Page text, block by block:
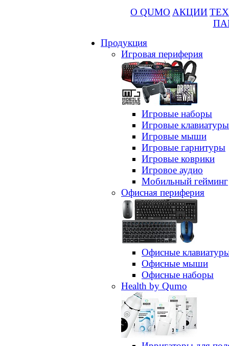
О QUMO АКЦИИ
Продукция
Игровая периферия
Игровые наборы
Игровые клавиатуры
Игровые мыши
Игровые гарнитуры
Игровые коврики
Игровое аудио
Мобильный гейминг
Офисная периферия
Офисные
Офисные мыши
Офисные наборы
Health by Qumo